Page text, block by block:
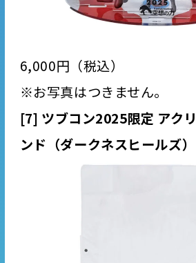
6,000円（税込）
※お写真はつきません。
[7] ツブコン2025限定 アク
ンド（ダークネスヒールズ）